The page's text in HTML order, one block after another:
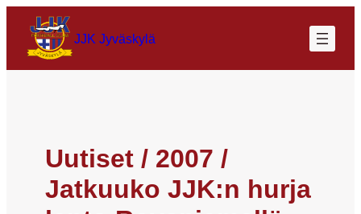
JJK Jyväskylä
Uutiset / 2007 /
Jatkuuko JJK:n hurja